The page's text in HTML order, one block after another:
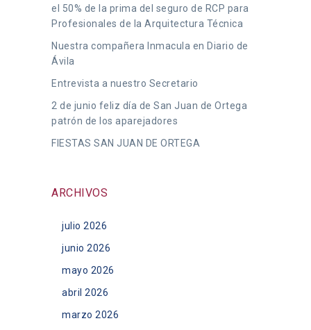
el 50% de la prima del seguro de RCP para
Profesionales de la Arquitectura Técnica
Nuestra compañera Inmacula en Diario de
Ávila
Entrevista a nuestro Secretario
2 de junio feliz día de San Juan de Ortega
patrón de los aparejadores
FIESTAS SAN JUAN DE ORTEGA
ARCHIVOS
julio 2026
junio 2026
mayo 2026
abril 2026
marzo 2026